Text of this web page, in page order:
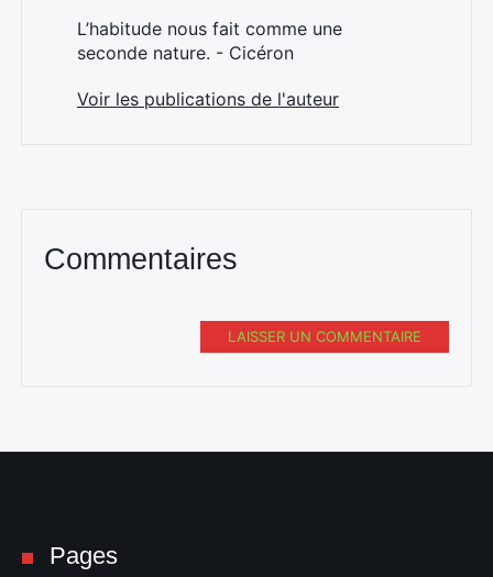
L’habitude nous fait comme une
seconde nature. - Cicéron
Voir les publications de l'auteur
Commentaires
LAISSER UN COMMENTAIRE
Pages